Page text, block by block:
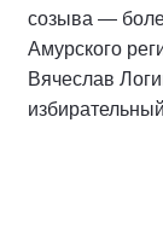
созыва —
Амурского
Вячеслав